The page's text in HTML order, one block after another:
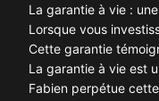
La garantie à vie :
Lorsque vous
Cette garantie
La garantie à vie est
Fabien perpétue